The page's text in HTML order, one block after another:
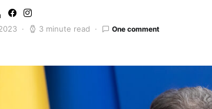
3 minute read One comment